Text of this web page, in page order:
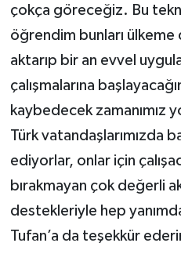
çokça göreceğiz. Bu
öğrendim bunları
aktarıp bir an evvel
çalışmalarına
kaybedecek zamanımız
Türk vatandaşlarımızda
ediyorlar, onlar için
bırakmayan çok değerli
destekleriyle hep
Tufan’a da teşekkür